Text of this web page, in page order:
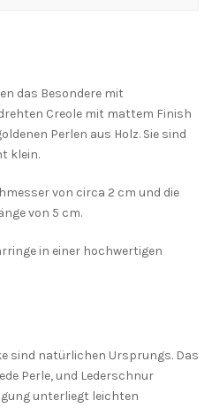
das Besondere mit
Creole mit mattem Finish
Perlen aus Holz. Sie sind
klein.
von circa 2 cm und die
von 5 cm.
in einer hochwertigen
sind natürlichen Ursprungs. Das
Perle, und Lederschnur
unterliegt leichten